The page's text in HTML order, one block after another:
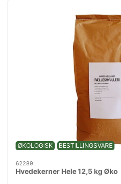
ØKOLOGISK BESTILLINGSVARE
62289
Hvedekerner Hele 12,5 kg Øko